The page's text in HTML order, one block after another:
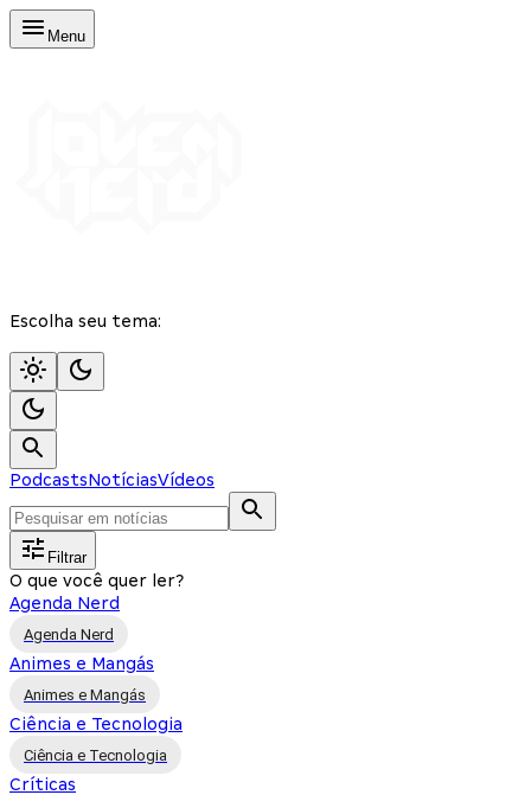
Menu
Escolha seu tema:
PodcastsNotíciasVídeos
Filtrar
O que você quer ler?
Agenda Nerd
Agenda Nerd
Animes e Mangás
Animes e Mangás
Ciência e Tecnologia
Ciência e Tecnologia
Críticas